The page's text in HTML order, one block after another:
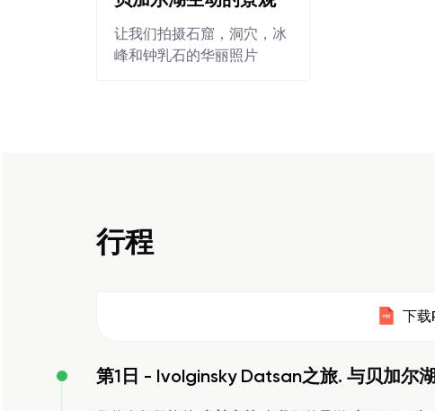
让我们拍摄石窟，洞穴，冰
峰和钟乳石的华丽照片
行程
下载
第1日 - Ivolginsky Datsan之旅. 与贝加尔